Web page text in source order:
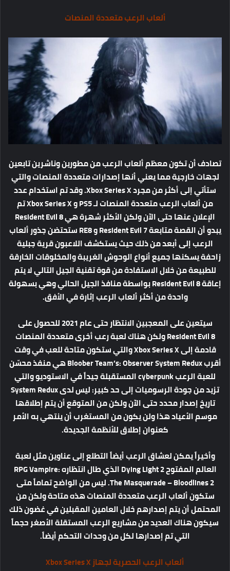
ألعاب الرعب متعددة المنصات
تصادف أن تكون معظم ألعاب الرعب من مطورين وناشرين تابعين
لجهات خارجية مما يعني أنها إصدارات متعددة المنصات والتي
ستأتي إلى أكثر من مجرد Xbox Series X. وقد تم استخدام عدد
من ألعاب الرعب متعددة المنصات لـ PS5 و Xbox Series X تم
الإعلان عنها حتى الآن ولكن الأكثر شهرة هي Resident Evil 8
يبدو أن القصة متابعة Resident Evil 7 و RE8 ستحتضن جذور ألعاب
الرعب إلى أبعد من ذلك حيث يستكشف اللاعبون قرية جبلية
زاحفة يسكنها جميع أنواع الوحوش الغريبة والمخلوقات الخارقة
للطبيعة من خلال الاستفادة من قوة تقنية الجيل التالي لا يتم
إعاقة Resident Evil 8 بواسطة منافذ الجيل الحالي وهي بسهولة
واحدة من أكثر ألعاب الرعب إثارة في الأفق.
سيتعين على المعجبين الانتظار حتى عام 2021 للحصول على
Resident Evil 8 ولكن هناك لعبة رعب أخرى متعددة المنصات
قادمة إلى Xbox Series X والتي ستكون متاحة للعب في وقت
أقرب Bloober Team’s: Observer System Redux هي منفذ محسّن
للعبة الرعب cyberpunk المستقبلة جيداً في الاستوديو والتي
تزيد من جودة الرسوميات إلى حد كبير: ليس لدى System Redux
تاريخ إصدار محدد حتى الآن ولكن من المتوقع أن يتم إطلاقها
موسم الأعياد هذا ولن يكون من المستغرب أن ينتهي به الأمر
كعنوان إطلاق للأنظمة الجديدة.
وأخيراً يمكن لعشاق الرعب أيضاً التطلع إلى عناوين مثل لعبة
العالم المفتوح Dying Light 2 الذي طال انتظاره RPG Vampire:
The Masquerade – Bloodlines 2. ليس من الواضح تماماً متى
ستكون ألعاب الرعب متعددة المنصات هذه متاحة ولكن من
المحتمل أن يتم إصدارهم خلال العامين المقبلين في غضون ذلك
سيكون هناك العديد من مشاريع الرعب المستقلة الأصغر حجماً
التي تم إصدارها لكل من وحدات التحكم أيضاً.
ألعاب الرعب الحصرية لجهاز Xbox Series X